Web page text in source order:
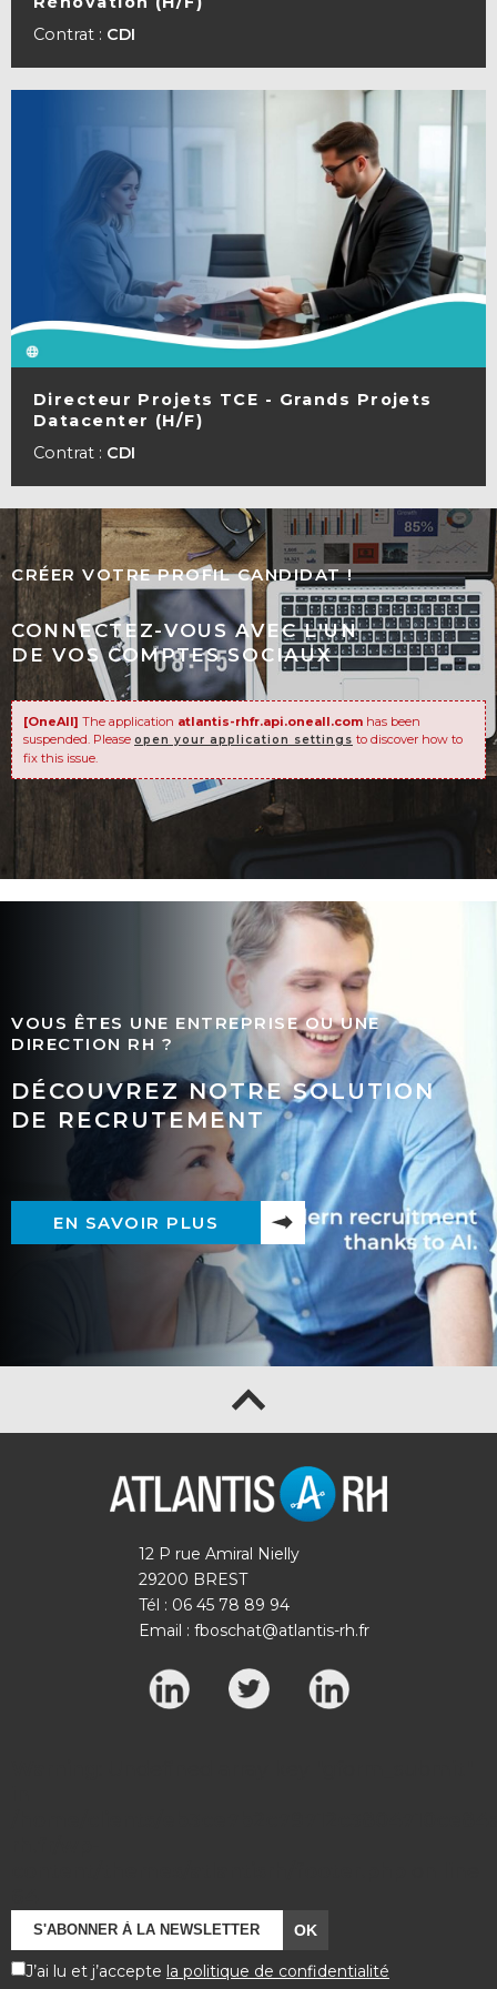
Contrat : CDI
Directeur Projets TCE - Grands Projets
Datacenter (H/F)
Contrat : CDI
CRÉER VOTRE PROFIL CANDIDAT !
CONNECTEZ-VOUS AVEC L'UN
DE VOS COMPTES SOCIAUX
[OneAll] The application atlantis-rhfr.api.oneall.com has been
suspended. Please open your application settings to discover how to
fix this issue.
VOUS ÊTES UNE ENTREPRISE OU UNE
DIRECTION RH ?
DÉCOUVREZ NOTRE SOLUTION
DE RECRUTEMENT
EN SAVOIR PLUS
12 P rue Amiral Nielly
29200 BREST
Tél : 06 45 78 89 94
Email : fboschat@atlantis-rh.fr
J’ai lu et j’accepte la politique de confidentialité